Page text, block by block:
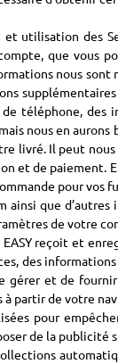
utilisation des
que vous
nous sont
téléphone,
nous en
livré. Il peut
et de paiement.
pour vos
ainsi que
de votre
reçoit et
des
et de
partir de votre
pour
de la publicité